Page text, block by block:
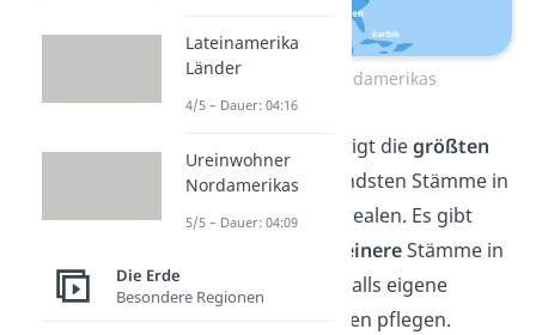
Kulturareale Nordamerikas
Die folgende Tabelle zeigt diegrößten
kulturellbedeutendsten Stämme in
den jeweiligen Kulturarealen. Es gibt
kleinereStämme in
jeder Region, die ebenfalls eigene
Kulturen und Traditionen pflegen.
Lateinamerika
Länder
4/5 – Dauer: 04:16
Ureinwohner
Nordamerikas
5/5 – Dauer: 04:09
Die Erde
Besondere Regionen